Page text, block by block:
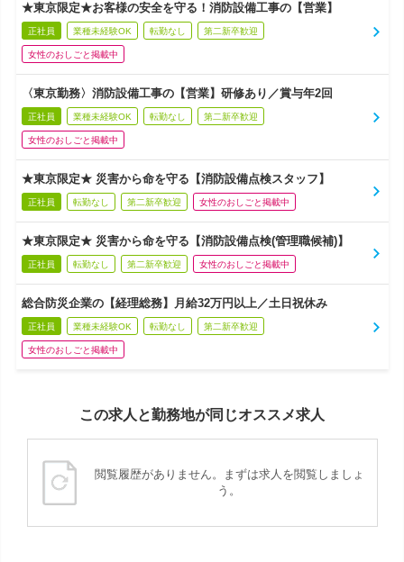
★東京限定★お客様の安全を守る！消防設備工事の【営業】
正社員 業種未経験OK 転勤なし 第二新卒歓迎
女性のおしごと掲載中
〈東京勤務〉消防設備工事の【営業】研修あり／賞与年2回
正社員 業種未経験OK 転勤なし 第二新卒歓迎
女性のおしごと掲載中
★東京限定★ 災害から命を守る【消防設備点検スタッフ】
正社員 転勤なし 第二新卒歓迎 女性のおしごと掲載中
★東京限定★ 災害から命を守る【消防設備点検(管理職候補)】
正社員 転勤なし 第二新卒歓迎 女性のおしごと掲載中
総合防災企業の【経理総務】月給32万円以上／土日祝休み
正社員 業種未経験OK 転勤なし 第二新卒歓迎
女性のおしごと掲載中
この求人と勤務地が同じオススメ求人
閲覧履歴がありません。まずは求人を閲覧しましょ
う。